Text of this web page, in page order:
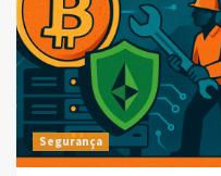
Segurança